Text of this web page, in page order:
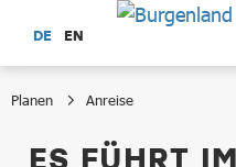
Zum Hauptinhalt springen
DE EN
Planen Anreise
AnreiseES FÜHRT